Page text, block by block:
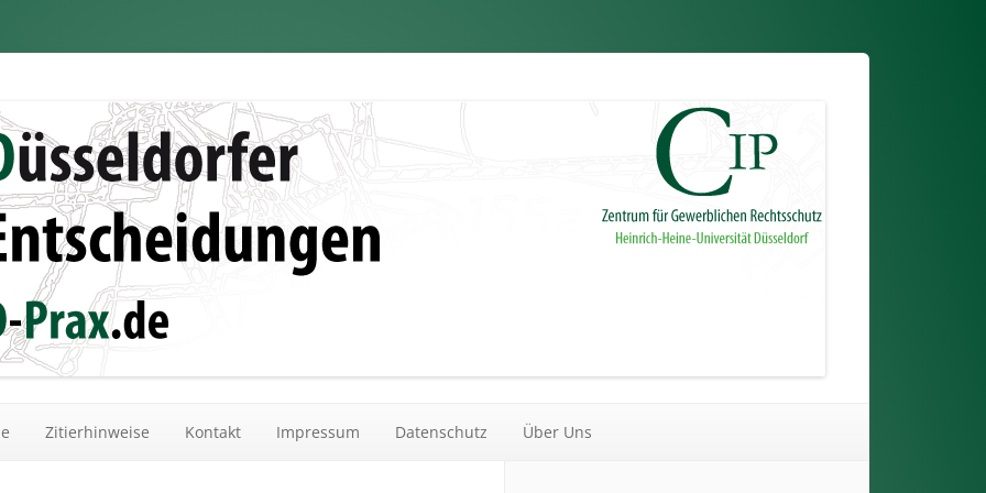
Zitierhinweise Kontakt Impressum Datenschutz Über Uns